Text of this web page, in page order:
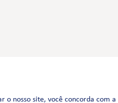
o nosso site, você concorda com a